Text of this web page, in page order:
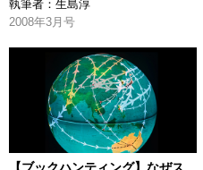
執筆者： 生島淳
2008年3月号